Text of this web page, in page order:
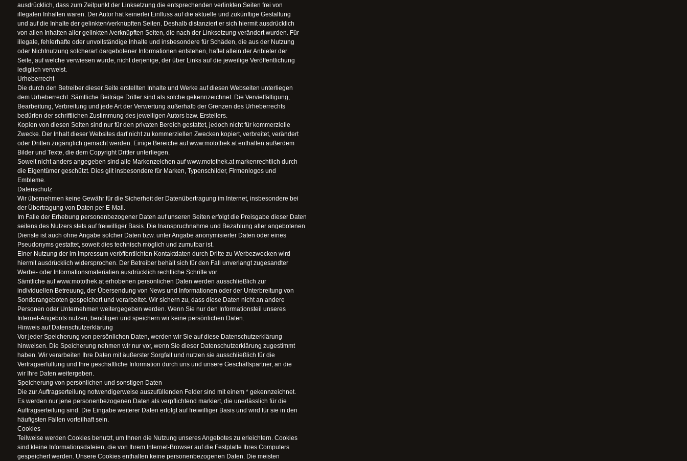
ausdrücklich, dass zum Zeitpunkt der Linksetzung die entsprechenden verlinkten Seiten frei von
illegalen Inhalten waren. Der Autor hat keinerlei Einfluss auf die aktuelle und zukünftige Gestaltung
und auf die Inhalte der gelinkten/verknüpften Seiten. Deshalb distanziert er sich hiermit ausdrücklich
von allen Inhalten aller gelinkten /verknüpften Seiten, die nach der Linksetzung verändert wurden. Für
illegale, fehlerhafte oder unvollständige Inhalte und insbesondere für Schäden, die aus der Nutzung
oder Nichtnutzung solcherart dargebotener Informationen entstehen, haftet allein der Anbieter der
Seite, auf welche verwiesen wurde, nicht derjenige, der über Links auf die jeweilige Veröffentlichung
lediglich verweist.
Urheberrecht
Die durch den Betreiber dieser Seite erstellten Inhalte und Werke auf diesen Webseiten unterliegen
dem Urheberrecht. Sämtliche Beiträge Dritter sind als solche gekennzeichnet. Die Vervielfältigung,
Bearbeitung, Verbreitung und jede Art der Verwertung außerhalb der Grenzen des Urheberrechts
bedürfen der schriftlichen Zustimmung des jeweiligen Autors bzw. Erstellers.
Kopien von diesen Seiten sind nur für den privaten Bereich gestattet, jedoch nicht für kommerzielle
Zwecke. Der Inhalt dieser Websites darf nicht zu kommerziellen Zwecken kopiert, verbreitet, verändert
oder Dritten zugänglich gemacht werden. Einige Bereiche auf www.motothek.at enthalten außerdem
Bilder und Texte, die dem Copyright Dritter unterliegen.
Soweit nicht anders angegeben sind alle Markenzeichen auf www.motothek.at markenrechtlich durch
die Eigentümer geschützt. Dies gilt insbesondere für Marken, Typenschilder, Firmenlogos und
Embleme.
Datenschutz
Wir übernehmen keine Gewähr für die Sicherheit der Datenübertragung im Internet, insbesondere bei
der Übertragung von Daten per E-Mail.
Im Falle der Erhebung personenbezogener Daten auf unseren Seiten erfolgt die Preisgabe dieser Daten
seitens des Nutzers stets auf freiwilliger Basis. Die Inanspruchnahme und Bezahlung aller angebotenen
Dienste ist auch ohne Angabe solcher Daten bzw. unter Angabe anonymisierter Daten oder eines
Pseudonyms gestattet, soweit dies technisch möglich und zumutbar ist.
Einer Nutzung der im Impressum veröffentlichten Kontaktdaten durch Dritte zu Werbezwecken wird
hiermit ausdrücklich widersprochen. Der Betreiber behält sich für den Fall unverlangt zugesandter
Werbe- oder Informationsmaterialien ausdrücklich rechtliche Schritte vor.
Sämtliche auf www.motothek.at erhobenen persönlichen Daten werden ausschließlich zur
individuellen Betreuung, der Übersendung von News und Informationen oder der Unterbreitung von
Sonderangeboten gespeichert und verarbeitet. Wir sichern zu, dass diese Daten nicht an andere
Personen oder Unternehmen weitergegeben werden. Wenn Sie nur den Informationsteil unseres
Internet-Angebots nutzen, benötigen und speichern wir keine persönlichen Daten.
Hinweis auf Datenschutzerklärung
Vor jeder Speicherung von persönlichen Daten, werden wir Sie auf diese Datenschutzerklärung
hinweisen. Die Speicherung nehmen wir nur vor, wenn Sie dieser Datenschutzerklärung zugestimmt
haben. Wir verarbeiten Ihre Daten mit äußerster Sorgfalt und nutzen sie ausschließlich für die
Vertragserfüllung und Ihre geschäftliche Information durch uns und unsere Geschäftspartner, an die
wir Ihre Daten weitergeben.
Speicherung von persönlichen und sonstigen Daten
Die zur Auftragserteilung notwendigerweise auszufüllenden Felder sind mit einem * gekennzeichnet.
Es werden nur jene personenbezogenen Daten als verpflichtend markiert, die unerlässlich für die
Auftragserteilung sind. Die Eingabe weiterer Daten erfolgt auf freiwilliger Basis und wird für sie in den
häufigsten Fällen vorteilhaft sein.
Cookies
Teilweise werden Cookies benutzt, um Ihnen die Nutzung unseres Angebotes zu erleichtern. Cookies
sind kleine Informationsdateien, die von Ihrem Internet-Browser auf die Festplatte Ihres Computers
gespeichert werden. Unsere Cookies enthalten keine personenbezogenen Daten. Die meisten